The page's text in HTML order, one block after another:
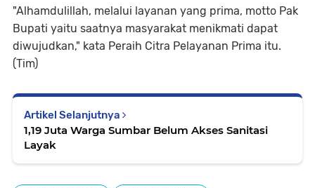
"Alhamdulillah, melalui layanan yang prima, motto Pak
Bupati yaitu saatnya masyarakat menikmati dapat
diwujudkan," kata Peraih Citra Pelayanan Prima itu.
(Tim)
Artikel Selanjutnya
1,19 Juta Warga Sumbar Belum Akses Sanitasi
Layak